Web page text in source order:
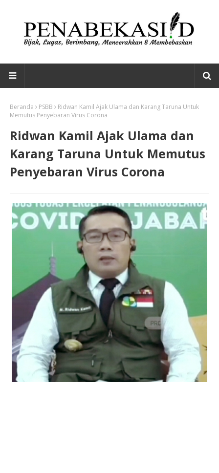
Beranda PSBB
Ridwan Kamil Ajak Ulama dan Karang Taruna Untuk
Memutus Penyebaran Virus Corona
Ridwan Kamil Ajak Ulama dan
Karang Taruna Untuk Memutus
Penyebaran Virus Corona